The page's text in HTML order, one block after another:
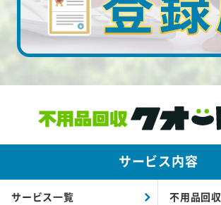
サービス内容
サービス一覧 不用品回収